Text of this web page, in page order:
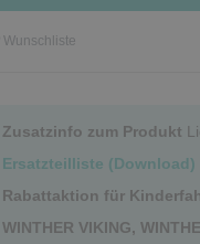
Wunschliste
Zusatzinfo zum Produkt
Ersatzteilliste (Download)
Rabattaktion für
WINTHER VIKING,